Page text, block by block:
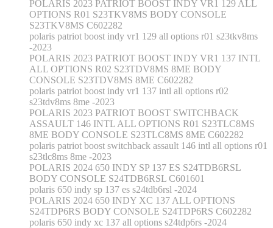
POLARIS 2023 PATRIOT BOOST INDY VR1 129 ALL
OPTIONS R01 S23TKV8MS BODY CONSOLE
S23TKV8MS C602282
polaris patriot boost indy vr1 129 all options r01 s23tkv8ms
-2023
POLARIS 2023 PATRIOT BOOST INDY VR1 137 INTL
ALL OPTIONS R02 S23TDV8MS 8ME BODY
CONSOLE S23TDV8MS 8ME C602282
polaris patriot boost indy vr1 137 intl all options r02
s23tdv8ms 8me -2023
POLARIS 2023 PATRIOT BOOST SWITCHBACK
ASSAULT 146 INTL ALL OPTIONS R01 S23TLC8MS
8ME BODY CONSOLE S23TLC8MS 8ME C602282
polaris patriot boost switchback assault 146 intl all options r01
s23tlc8ms 8me -2023
POLARIS 2024 650 INDY SP 137 ES S24TDB6RSL
BODY CONSOLE S24TDB6RSL C601601
polaris 650 indy sp 137 es s24tdb6rsl -2024
POLARIS 2024 650 INDY XC 137 ALL OPTIONS
S24TDP6RS BODY CONSOLE S24TDP6RS C602282
polaris 650 indy xc 137 all options s24tdp6rs -2024